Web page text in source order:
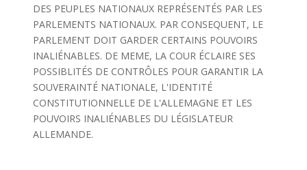
DES PEUPLES NATIONAUX REPRÉSENTÉS PAR LES
PARLEMENTS NATIONAUX. PAR CONSEQUENT, LE
PARLEMENT DOIT GARDER CERTAINS POUVOIRS
INALIÉNABLES. DE MEME, LA COUR ÉCLAIRE SES
POSSIBLITÉS DE CONTRÔLES POUR GARANTIR LA
SOUVERAINTÉ NATIONALE, L'IDENTITÉ
CONSTITUTIONNELLE DE L'ALLEMAGNE ET LES
POUVOIRS INALIÉNABLES DU LÉGISLATEUR
ALLEMANDE.